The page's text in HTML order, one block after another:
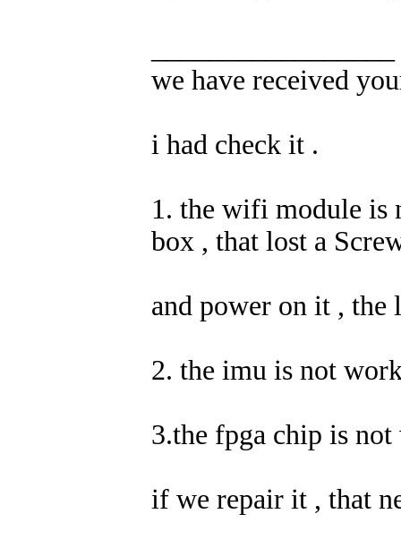
we have received
i had check it .
1. the wifi module is
box , that lost a
and power on it ,
2. the imu is not
3.the fpga chip is
if we repair it , that